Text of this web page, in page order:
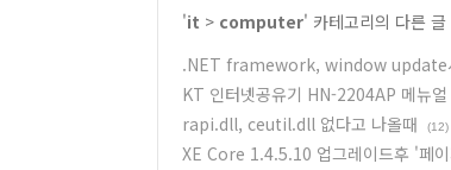
'it > computer' 카테고리의 다른 글
.NET framework, window update
KT 인터넷공유기 HN-2204AP 메뉴얼
rapi.dll, ceutil.dll 없다고 나올때 (12)
XE Core 1.4.5.10 업그레이드후 '페